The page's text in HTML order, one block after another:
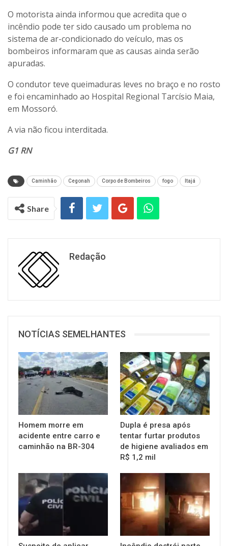
O motorista ainda informou que acredita que o
incêndio pode ter sido causado um problema no
sistema de ar-condicionado do veículo, mas os
bombeiros informaram que as causas ainda serão
apuradas.
O condutor teve queimaduras leves no braço e no rosto
e foi encaminhado ao Hospital Regional Tarcísio Maia,
em Mossoró.
A via não ficou interditada.
G1 RN
Caminhão Cegonah Corpo de Bombeiros fogo Itajá
Share
Redação
NOTÍCIAS SEMELHANTES
Homem morre em
acidente entre carro e
caminhão na BR-304
Dupla é presa após
tentar furtar produtos
de higiene avaliados em
R$ 1,2 mil